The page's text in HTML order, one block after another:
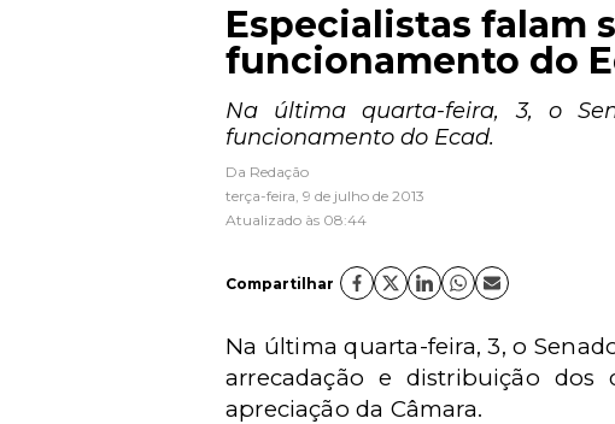
Especialistas falam
funcionamento do
Na última quarta-feira, 3, o
funcionamento do Ecad.
Da Redação
terça-feira, 9 de julho de 2013
Atualizado às 08:44
Compartilhar
Na última quarta-feira, 3, o
arrecadação e distribuição
apreciação da Câmara.